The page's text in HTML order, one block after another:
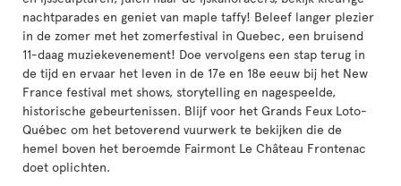
nachtparades en geniet van maple taffy! Beleef langer plezier
in de zomer met het zomerfestival in Quebec, een bruisend
11-daag muziekevenement! Doe vervolgens een stap terug in
de tijd en ervaar het leven in de 17e en 18e eeuw bij het New
France festival met shows, storytelling en nagespeelde,
historische gebeurtenissen. Blijf voor het Grands Feux Loto-
Québec om het betoverend vuurwerk te bekijken die de
hemel boven het beroemde Fairmont Le Château Frontenac
doet oplichten.